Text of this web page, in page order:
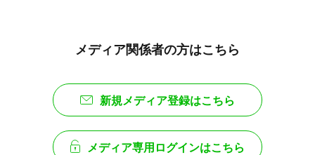
メディア関係者の方はこちら
新規メディア登録はこちら
メディア専用ログインはこちら